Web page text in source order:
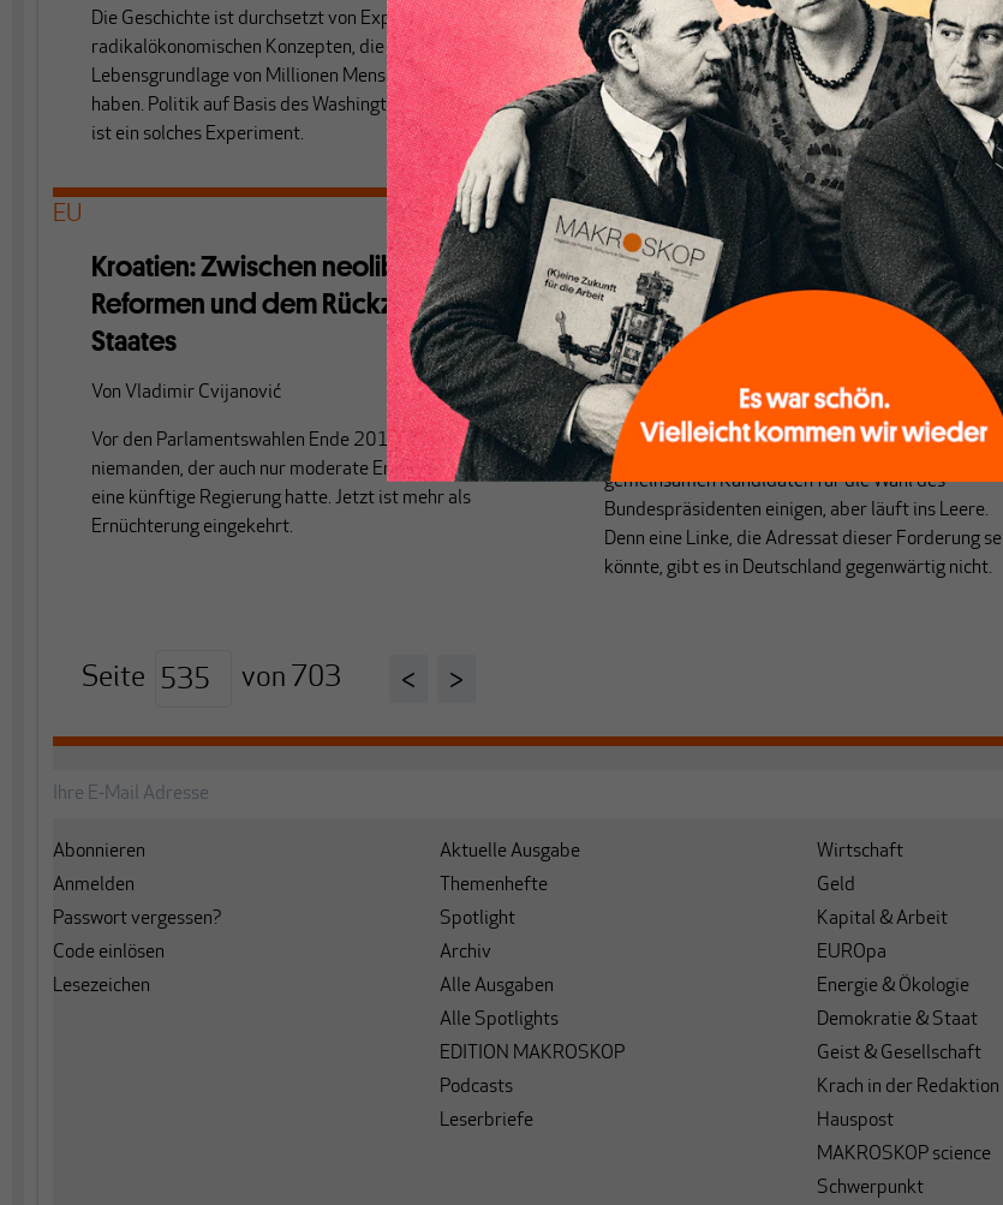
Die Geschichte ist durchsetzt von Experimenten mit
radikalökonomischen Konzepten, die die
Lebensgrundlage von Millionen Menschen zerstört
haben. Politik auf Basis des Washington Consensus
ist ein solches Experiment.
Gesundheitswesens entstehen Steuerungs- und
Finanzierungsprobleme, die es so in anderen
Ländern nicht gibt. Dabei macht das System
volkswirtschaftlich noch nicht einmal Sinn.
EU
Kroatien: Zwischen neoliberalen
Reformen und dem Rückzug des
Staates
Von Vladimir Cvijanović
Vor den Parlamentswahlen Ende 2015 gab es
niemanden, der auch nur moderate Erwartungen an
eine künftige Regierung hatte. Jetzt ist mehr als
Ernüchterung eingekehrt.
KOMMENTAR
Lechts und Rinks
VonPaul Steinhardt
Deutschland braucht einen politischen
Richtungswechsel? Ganz ohne Zweifel. Die „linken
Parteien“ dazu aufzufordern, dieser Meinung
Ausdruck zu verleihen, indem sie sich auf einen
gemeinsamen Kandidaten für die Wahl des
Bundespräsidenten einigen, aber läuft ins Leere.
Denn eine Linke, die Adressat dieser Forderung
könnte, gibt es in Deutschland gegenwärtig nicht.
Seite von 703 < >
Abonnieren
Anmelden
Passwort vergessen?
Code einlösen
Lesezeichen
Aktuelle Ausgabe
Themenhefte
Spotlight
Archiv
Alle Ausgaben
Alle Spotlights
EDITION MAKROSKOP
Podcasts
Leserbriefe
Wirtschaft
Geld
Kapital & Arbeit
EUROpa
Energie & Ökologie
Demokratie & Staat
Geist & Gesellschaft
Krach in der Redaktion
Hauspost
MAKROSKOP science
Schwerpunkt